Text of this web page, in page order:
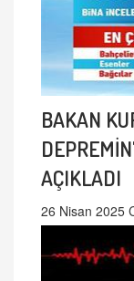
BAKAN
AÇIKLADI
26 Nisan 2025